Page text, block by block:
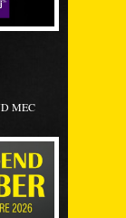
MEC